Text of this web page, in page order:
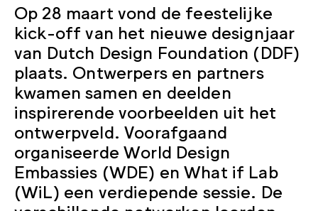
Op 28 maart vond de feestelijke
kick-off van het nieuwe designjaar
van Dutch Design Foundation (DDF)
plaats. Ontwerpers en partners
kwamen samen en deelden
inspirerende voorbeelden uit het
ontwerpveld. Voorafgaand
organiseerde World Design
Embassies (WDE) en What if Lab
(WiL) een verdiepende sessie. De